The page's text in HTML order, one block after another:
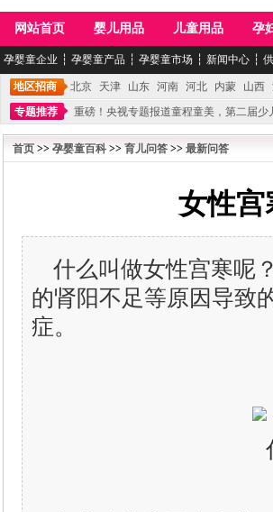
网站首页 婴儿用品 儿童用品 孕
孕婴童企业 ┆ 孕婴童产品 ┆ 孕婴童市场 ┆ 新闻中心 ┆
地区招商 北京 天津 山东 河南 河北 内蒙 山西
专题推荐
重磅！央视专题报道童程童美，第二届少
不能再单纯地销售产品,而要向增强服务转型,毕竟母婴
首页 >> 孕婴童百科>> 育儿问答 >> 最新问答
女性宫
什么叫做女性宫寒呢
的肾阳不足等原因导致
症。